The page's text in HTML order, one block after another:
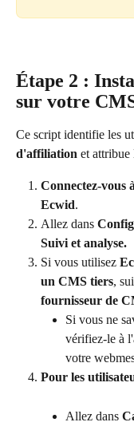
Étape 2 :
sur votre
Ce script identifie les
d'affiliation et attribue
Connectez-vous
Ecwid.
Allez dans
Suivi et analyse.
Si vous utilisez
un CMS tiers,
fournisseur de
Si vous ne
vérifiez-le à
votre
Pour les
Allez dans